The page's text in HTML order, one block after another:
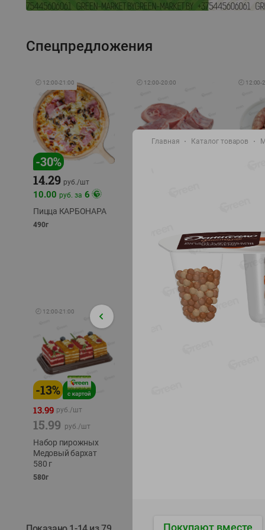
Спецпредложения
🕘 12:00-21:00
-30%
14.29 руб./шт
10.00 руб. за 6
Пицца КАРБОНАРА
490г
🕘 12:00-20:00
охлажденный 1 кг
фасовка: 1-2кг
🕘 12:00-
охлажд
🕘 12:00-21:00
-13%
13.99 руб./шт
15.99 руб./шт
Набор пирожных
Медовый бархат
580 г
580г
Главная Каталог товаров
Покупают вместе